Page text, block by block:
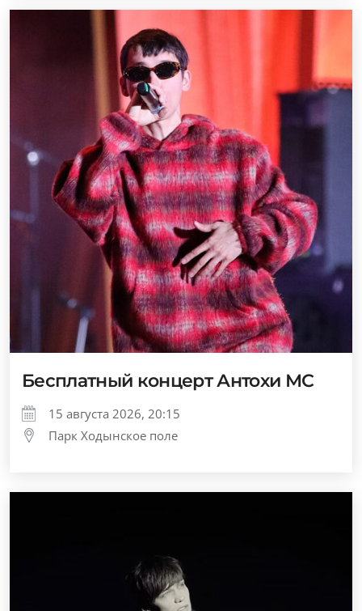
Бесплатный концерт Антохи МС
15 августа 2026, 20:15
Парк Ходынское поле